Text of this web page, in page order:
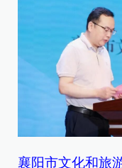
襄阳市文化和旅